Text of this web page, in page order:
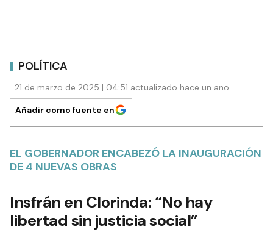
POLÍTICA
21 de marzo de 2025 | 04:51 actualizado hace un año
Añadir como fuente en
EL GOBERNADOR ENCABEZÓ LA INAUGURACIÓN
DE 4 NUEVAS OBRAS
Insfrán en Clorinda: “No hay
libertad sin justicia social”